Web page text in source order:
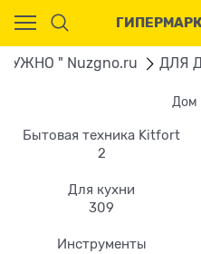
" Nuzgno.ru ДЛЯ
Дом
Бытовая техника Kitfort
2
Для кухни
309
Инструменты
Ваш город - Москва,
угадали?
ДА НЕТ